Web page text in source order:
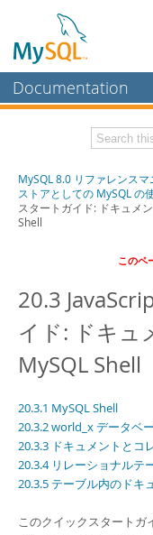
Documentation
MySQL Enterprise
Workbench
InnoDB Cluster
MySQL.com
Downloads
Developer Zone
Download this
PDF (US Ltr) - 36.1Mb
MySQL 8.0 リファレンスマ
ストアとしての MySQL の
スタートガイド: ドキュメ
Shell
このペ
20.3
イド: ドキュ
MySQL Shell
20.3.1 MySQL Shell
20.3.2 world_x データベ
20.3.3 ドキュメントとコ
20.3.4 リレーショナルテ
20.3.5 テーブル内のドキ
このクイックスタートガ